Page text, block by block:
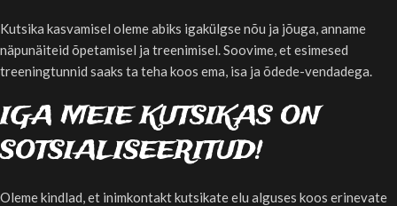
Kutsika kasvamisel oleme abiks igakülgse nõu ja jõuga, anname
näpunäiteid õpetamisel ja treenimisel. Soovime, et esimesed
treeningtunnid saaks ta teha koos ema, isa ja õdede-vendadega.
IGA MEIE KUTSIKAS ON
SOTSIALISEERITUD!
Oleme kindlad, et inimkontakt kutsikate elu alguses koos erinevate